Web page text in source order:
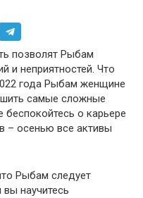
позволят Рыбам
и неприятностей. Что
года Рыбам женщине
самые сложные
беспокойтесь о карьере
– осенью все активы
Рыбам следует
научитесь